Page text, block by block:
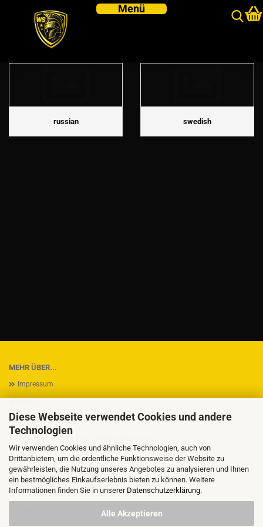
Diese Webseite verwendet Cookies und andere
Technologien
Wir verwenden Cookies und ähnliche Technologien, auch von
Drittanbietern, um die ordentliche Funktionsweise der Website zu
gewährleisten, die Nutzung unseres Angebotes zu analysieren und Ihnen
ein bestmögliches Einkaufserlebnis bieten zu können. Weitere
Informationen finden Sie in unserer Datenschutzerklärung.
Alle Akzeptieren
Great Northern War
russian swedish
MEHR ÜBER...
Impressum
Versand- & Zahlungsbedingungen
Widerrufsrecht & Muster-Widerrufsformular
AGB
Privatsphäre und Datenschutz
Callback Service